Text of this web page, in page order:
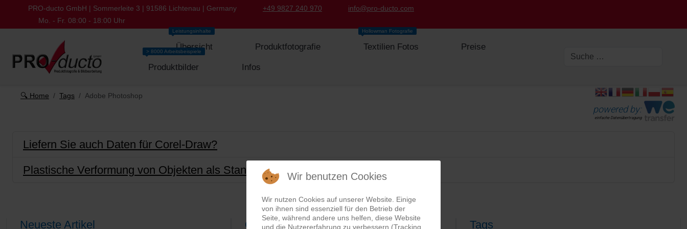
PRO-ducto GmbH | Sommerleite 3 | 91586 Lichtenau | Germany +49 9827 240 970
info@pro-ducto.com
Mo. - Fr. 08:00 - 18:00 Uhr
Übersicht
Leistungsinhalte
Produktfotografie Textilien Fotos
Hollowman Fotografie
Preise
Produktbilder
> 8000 Arbeitsbeispiele
Infos
🔍 Home Tags Adobe Photoshop
powered by:
einfache Datenübertragung
Liefern Sie auch Daten für Corel-Draw?
Plastische Verformung von Objekten als Standard-Dienstleistung
Neueste Artikel Google Rezensionen Tags
Wir benutzen Cookies
Wir nutzen Cookies auf unserer Website. Einige
von ihnen sind essenziell für den Betrieb der
Seite, während andere uns helfen, diese Website
und die Nutzererfahrung zu verbessern (Tracking